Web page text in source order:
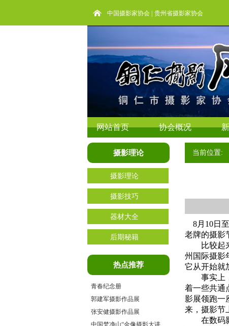
中国摄影家协会 贵州省摄影家协会
网站首页 协会概况
摄影理论
摄影理论
摄影技巧
器材大全
后期秘籍
热点推荐
青春纪念册
郭建军摄影作品展
张安健摄影作品展
中国梵净山“金像摄影大讲
当前位置:
8月10日
老牌的摄影
比较起来
州国际摄影
它从开始就
事实上，
着一些共通
影展领跑一
来，摄影节
在数码影